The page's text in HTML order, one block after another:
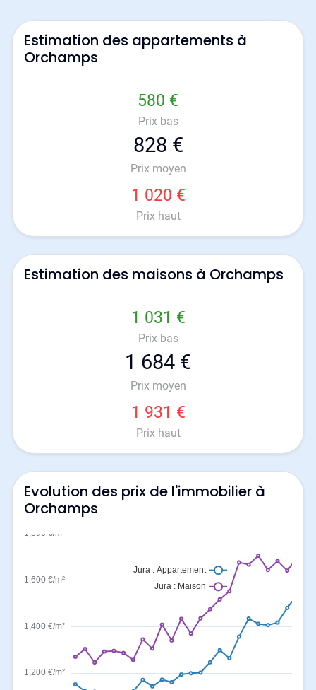
Estimation des appartements à
Orchamps
580 €
Prix bas
828 €
Prix moyen
1 020 €
Prix haut
Estimation des maisons à Orchamps
1 031 €
Prix bas
1 684 €
Prix moyen
1 931 €
Prix haut
Evolution des prix de l'immobilier à
Orchamps